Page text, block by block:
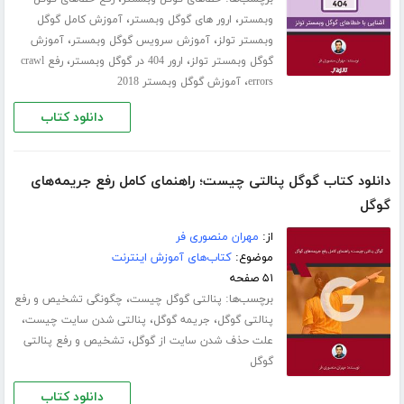
وبمستر، ارور های گوگل وبمستر،آموزش کامل گوگل
وبمستر تولز،آموزش سرویس گوگل وبمستر،آموزش
گوگل وبمستر تولز، ارور 404 در گوگل وبمستر ،
رفع crawl
errors،آموزش گوگل وبمستر 2018
دانلود کتاب
دانلود کتاب گوگل پنالتی چیست؛ راهنمای کامل رفع جریمه‌های
گوگل
از: مهران منصوری فر
موضوع:کتاب‌های آموزش اینترنت
۵۱ صفحه
برچسب‌ها: پنالتی گوگل چیست، چگونگی تشخیص و رفع
پنالتی گوگل، جریمه گوگل، پنالتی شدن سایت چیست،
علت حذف شدن سایت از گوگل، تشخیص و رفع پنالتی
گوگل
دانلود کتاب